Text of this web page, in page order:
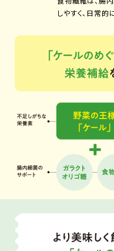
しやすく、日常的